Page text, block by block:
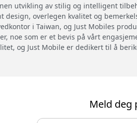
utvikling av stilig og intelligent
design, overlegen kvalitet og
i Taiwan, og Just Mobiles
noe som er et bevis på vårt
og Just Mobile er dedikert til å
Meld deg